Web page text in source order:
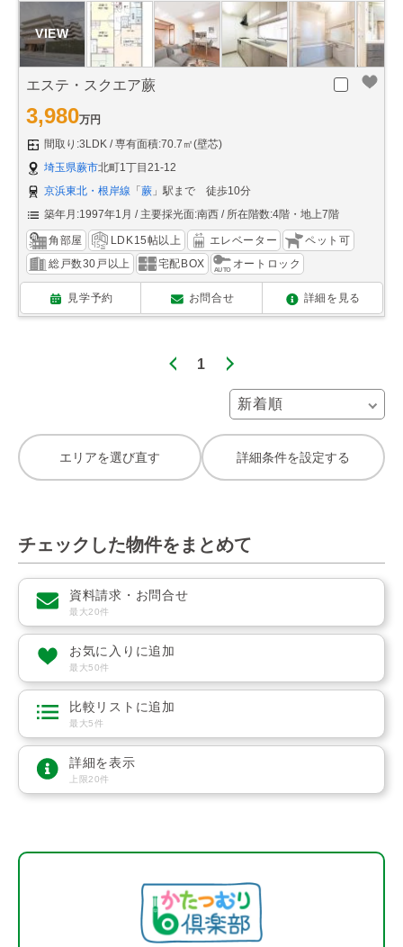
エステ・スクエア蕨
3,980万円
間取り:3LDK
専有面積:70.7㎡(壁芯)
埼玉県蕨市北町1丁目21-12
京浜東北・根岸線 「蕨 」駅まで 徒歩10分
築年月:1997年1月
主要採光面:南西 所在階数:4階・地上7階
角部屋 LDK15帖以上 エレベーター
ペット可
総戸数30戸以上
宅配BOX オートロック
見学予約 お問合せ 詳細を見る
1
エリアを選び直す 詳細条件を設定する
チェックした物件をまとめて
資料請求・お問合せ
最大20件
お気に入りに追加
最大50件
比較リストに追加
最大5件
詳細を表示
上限20件